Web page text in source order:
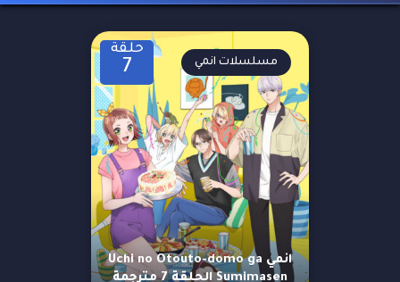
حلقة
7
انمي Uchi no Otouto-domo ga
Sumimasen الحلقة 7 مترجمة
مسلسلات انمي